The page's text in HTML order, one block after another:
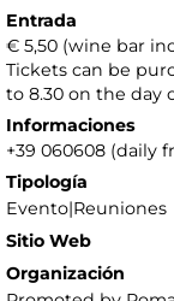
Entrada
€ 5,50 (wine bar
Tickets can be
to 8.30 on the day
Informaciones
+39 060608 (daily
Tipología
Evento|Reuniones
Sitio Web
Organización